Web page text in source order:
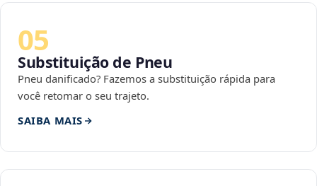
05
Substituição de Pneu
Pneu danificado? Fazemos a substituição rápida para
você retomar o seu trajeto.
SAIBA MAIS